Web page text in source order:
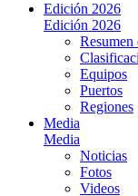
Edición 2026
Edición 2026
Resumen
Equipos
Puertos
Regiones
Media
Media
Noticias
Fotos
Videos